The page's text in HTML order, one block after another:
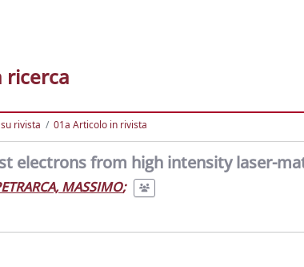
ricerca
rivista 01a Articolo in rivista
electrons from high intensity laser-
MASSIMO;